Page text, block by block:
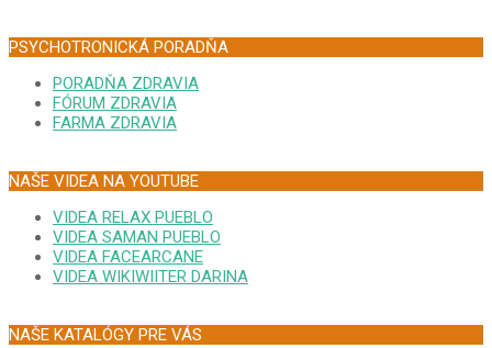
PSYCHOTRONICKÁ PORADŇA
PORADŇA ZDRAVIA
FÓRUM ZDRAVIA
FARMA ZDRAVIA
NAŠE VIDEA NA YOUTUBE
VIDEA RELAX PUEBLO
VIDEA SAMAN PUEBLO
VIDEA FACEARCANE
VIDEA WIKIWIITER DARINA
NAŠE KATALÓGY PRE VÁS